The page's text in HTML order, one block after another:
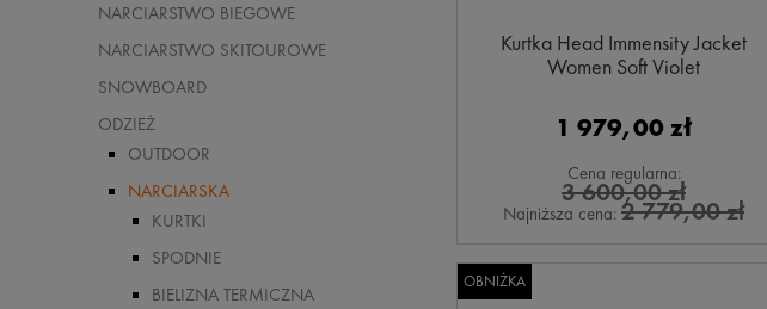
NARCIARSTWO BIEGOWE
NARCIARSTWO SKITOUROWE
SNOWBOARD
ODZIEŻ
OUTDOOR
NARCIARSKA
KURTKI
SPODNIE
BIELIZNA TERMICZNA
Kurtka Head Immensity Jacket
Women Soft Violet
1 979,00 zł
Cena regularna:
3 600,00 zł
Najniższa cena: 2 779,00 zł
OBNIŻKA